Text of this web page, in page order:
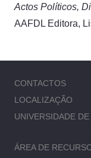
Actos Políticos,
AAFDL Editora,
CONTACTOS
LOCALIZAÇÃO
UNIVERSIDADE
ÁREA DE